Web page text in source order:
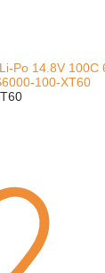
Po 14.8V 100C
100-XT60